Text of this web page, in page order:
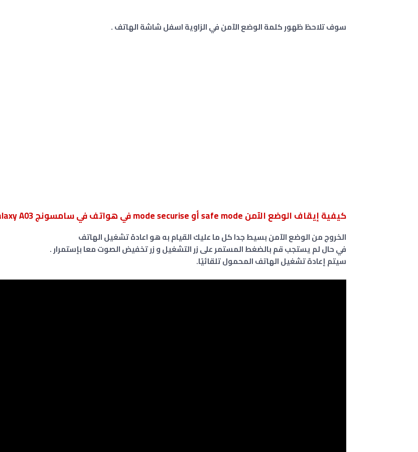
سوف تلاحظ ظهور كلمة الوضع الآمن في الزاوية اسفل شاشة الهاتف .
كيفية إيقاف الوضع الآمن safe mode أو mode securise في هواتف في سامسونج Galaxy A03 .
الخروج من الوضع الآمن بسيط جدا كل ما عليك القيام به هو اعادة تشغيل الهاتف
في حال لم يستجب قم بالضغط المستمر على زر التشغيل و زر تخفيض الصوت معا بإستمرار .
سيتم إعادة تشغيل الهاتف المحمول تلقائيًا.